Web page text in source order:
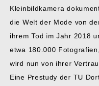
Kleinbildkamera
die Welt der Mode von
ihrem Tod im Jahr 2018
etwa 180.000
wird nun von ihrer
Eine Prestudy der TU